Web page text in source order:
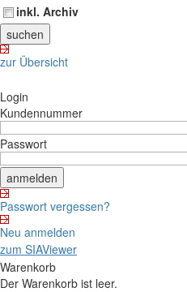
inkl. Archiv
zur Übersicht
Login
Kundennummer
Passwort
Passwort vergessen?
Neu anmelden
zum SIAViewer
Warenkorb
Der Warenkorb ist leer.